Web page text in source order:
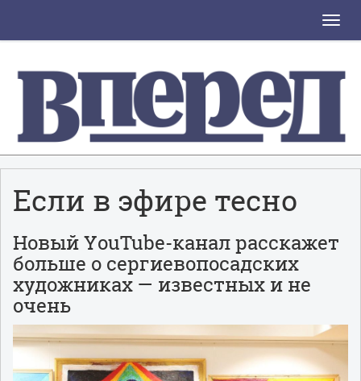
Toggle
Если в эфире тесно
Новый YоuTube-канал расскажет
больше о сергиевопосадских
художниках — известных и не
очень